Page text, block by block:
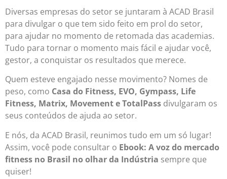
Diversas empresas do setor se juntaram à ACAD Brasil
para divulgar o que tem sido feito em prol do setor,
para ajudar no momento de retomada das academias.
Tudo para tornar o momento mais fácil e ajudar você,
gestor, a conquistar os resultados que merece.
Quem esteve engajado nesse movimento? Nomes de
peso, como Casa do Fitness, EVO, Gympass, Life
Fitness, Matrix, Movement e TotalPass divulgaram os
seus conteúdos de ajuda ao setor.
E nós, da ACAD Brasil, reunimos tudo em um só lugar!
Assim, você pode consultar o Ebook: A voz do mercado
fitness no Brasil no olhar da Indústria sempre que
quiser!